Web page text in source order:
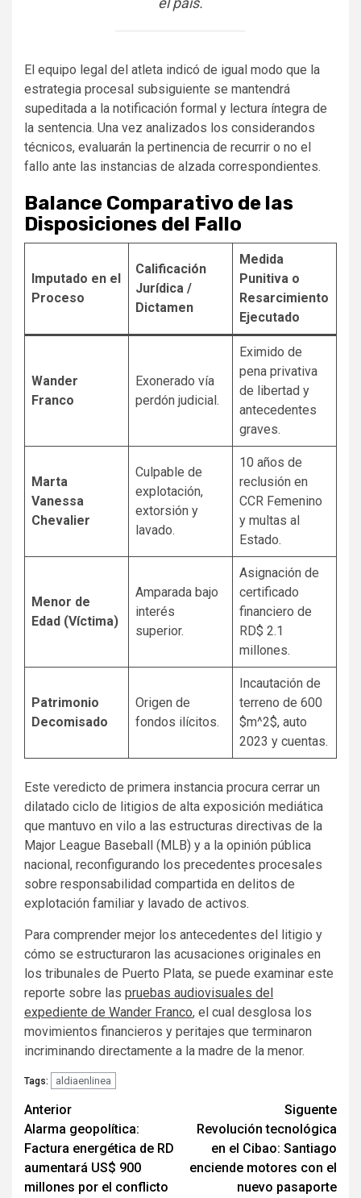
El equipo legal del atleta indicó de igual modo que la
estrategia procesal subsiguiente se mantendrá
supeditada a la notificación formal y lectura íntegra de
la sentencia. Una vez analizados los considerandos
técnicos, evaluarán la pertinencia de recurrir o no el
fallo ante las instancias de alzada correspondientes.
Balance Comparativo de las
Disposiciones del Fallo
Imputado en el
Proceso
Calificación
Jurídica /
Dictamen
Medida
Punitiva o
Resarcimiento
Ejecutado
Wander
Franco
Exonerado vía
perdón judicial.
Eximido de
pena privativa
de libertad y
antecedentes
graves.
Marta
Vanessa
Chevalier
Culpable de
explotación,
extorsión y
lavado.
10 años de
reclusión en
CCR Femenino
y multas al
Estado.
Menor de
Edad (Víctima)
Amparada bajo
interés
superior.
Asignación de
certificado
financiero de
RD$ 2.1
millones.
Patrimonio
Decomisado
Origen de
fondos ilícitos.
Incautación de
terreno de 600
$m^2$, auto
2023 y cuentas.
Este veredicto de primera instancia procura cerrar un
dilatado ciclo de litigios de alta exposición mediática
que mantuvo en vilo a las estructuras directivas de la
Major League Baseball (MLB) y a la opinión pública
nacional, reconfigurando los precedentes procesales
sobre responsabilidad compartida en delitos de
explotación familiar y lavado de activos.
Para comprender mejor los antecedentes del litigio y
cómo se estructuraron las acusaciones originales en
los tribunales de Puerto Plata, se puede examinar este
reporte sobre las pruebas audiovisuales del
expediente de Wander Franco, el cual desglosa los
movimientos financieros y peritajes que terminaron
incriminando directamente a la madre de la menor.
Tags: aldiaenlinea
Navegación
de
entradas
Anterior
Alarma geopolítica:
Factura energética de RD
aumentará US$ 900
millones por el conflicto
Siguente
Revolución tecnológica
en el Cibao: Santiago
enciende motores con el
nuevo pasaporte